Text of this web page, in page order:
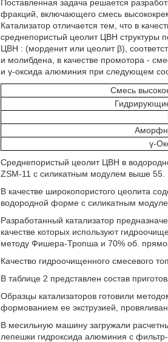
Поставленная задача решается
фракций, включающего смесь
Катализатор отличается тем, что в
среднепористый цеолит ЦВН структуры
ЦВН : (морденит или цеолит β),
и молибдена, в качестве промотора -
и γ-оксида алюминия при следующем
Смесь
γ-
Среднепористый цеолит ЦВН в
ZSM-11 с силикатным модулем выше 55.
В качестве широкопористого цеолита
водородной форме с силикатным
Разработанный катализатор
качестве которых используют
методу Фишера-Тропша и 70% об.
Качество гидроочищенного смесевого
В таблице 2 представлен состав
Образцы катализаторов готовили
формованием ее экструзией,
В месильную машину загружали
лепешки гидроксида алюминия с